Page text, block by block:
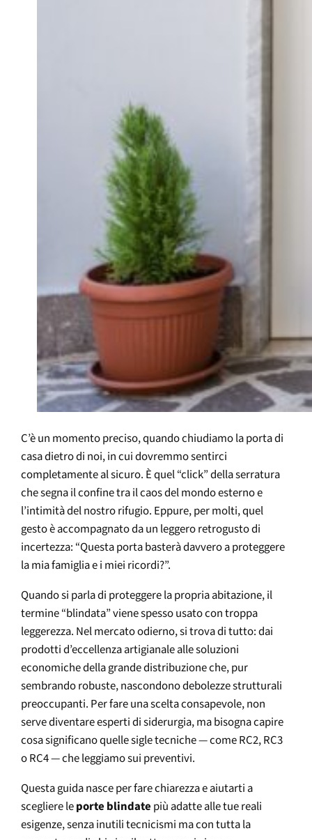
C’è un momento preciso, quando chiudiamo la porta di
casa dietro di noi, in cui dovremmo sentirci
completamente al sicuro. È quel “click” della serratura
che segna il confine tra il caos del mondo esterno e
l’intimità del nostro rifugio. Eppure, per molti, quel
gesto è accompagnato da un leggero retrogusto di
incertezza: “Questa porta basterà davvero a proteggere
la mia famiglia e i miei ricordi?”.
Quando si parla di proteggere la propria abitazione, il
termine “blindata” viene spesso usato con troppa
leggerezza. Nel mercato odierno, si trova di tutto: dai
prodotti d’eccellenza artigianale alle soluzioni
economiche della grande distribuzione che, pur
sembrando robuste, nascondono debolezze strutturali
preoccupanti. Per fare una scelta consapevole, non
serve diventare esperti di siderurgia, ma bisogna capire
cosa significano quelle sigle tecniche — come RC2, RC3
o RC4 — che leggiamo sui preventivi.
Questa guida nasce per fare chiarezza e aiutarti a
scegliere leporte blindate più adatte alle tue reali
esigenze, senza inutili tecnicismi ma con tutta la